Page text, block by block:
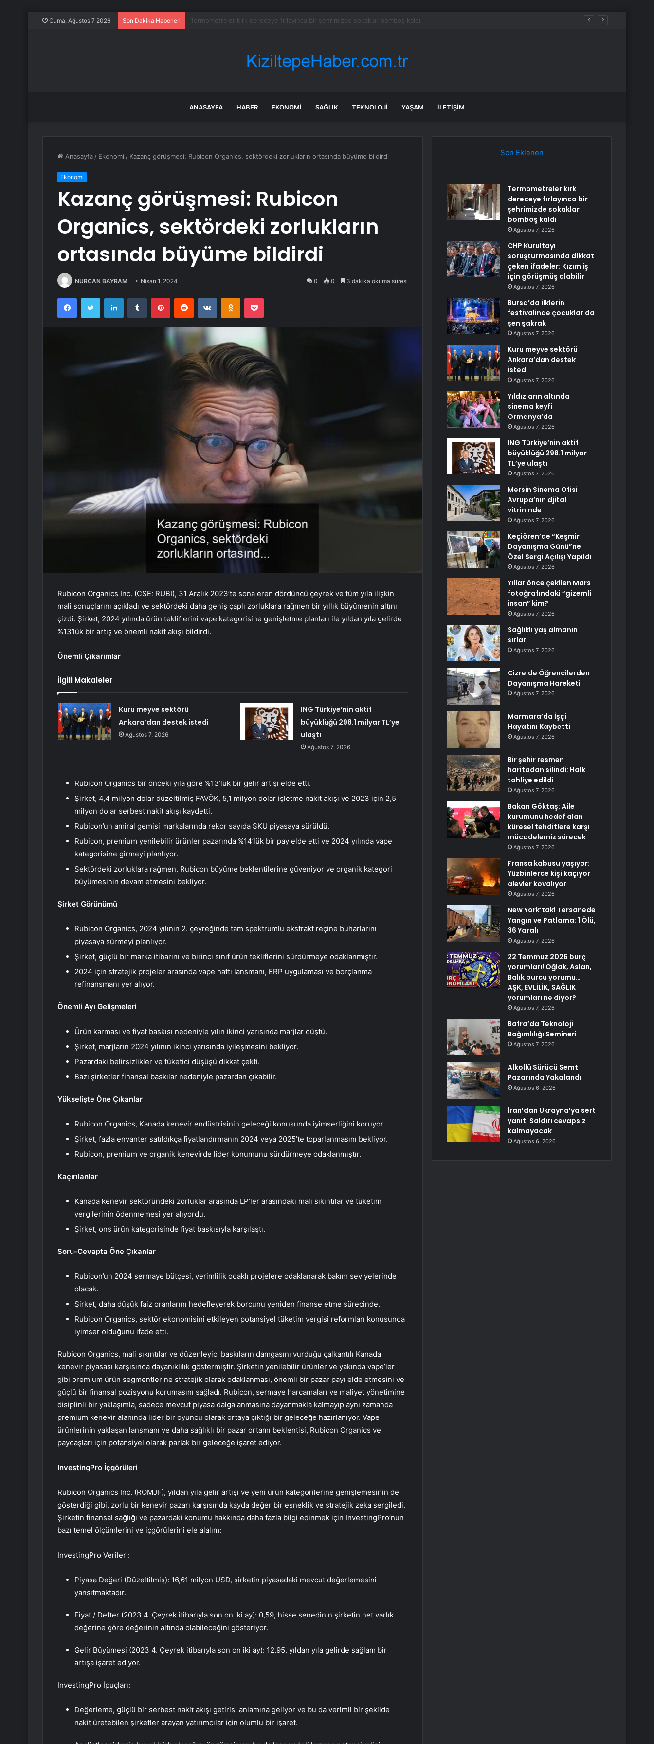
Cuma, Ağustos 7 2026 Son Dakika Haberleri CHP Kurultayı soruşturmasında dikkat çeken ifadeler: Kızım iş için görüşmüş olabilir
ANASAYFA HABER EKONOMI SAĞLIK TEKNOLOJI YAŞAM İLETIŞIM
Anasayfa / Ekonomi / Kazanç görüşmesi: Rubicon Organics, sektördeki zorlukların ortasında büyüme bildirdi
Ekonomi
Kazanç görüşmesi: Rubicon
Organics, sektördeki zorlukların
ortasında büyüme bildirdi
NURCAN BAYRAM Nisan 1, 2024 0 0 3 dakika okuma süresi
FacebookTwitter LinkedInTumblr PinterestReddit VKontakteOdnoklassniki
Pocket
Rubicon Organics Inc. (CSE: RUBI), 31 Aralık 2023’te sona eren dördüncü çeyrek ve tüm yıla ilişkin
mali sonuçlarını açıkladı ve sektördeki daha geniş çaplı zorluklara rağmen bir yıllık büyümenin altını
çizdi. Şirket, 2024 yılında ürün tekliflerini vape kategorisine genişletme planları ile yıldan yıla gelirde
%13’lük bir artış ve önemli nakit akışı bildirdi.
Önemli Çıkarımlar
İlgili Makaleler
Kuru meyve sektörü
Ankara’dan destek istedi
Ağustos 7, 2026
ING Türkiye’nin aktif
büyüklüğü 298.1 milyar TL’ye
ulaştı
Ağustos 7, 2026
Rubicon Organics bir önceki yıla göre %13’lük bir gelir artışı elde etti.
Şirket, 4,4 milyon dolar düzeltilmiş FAVÖK, 5,1 milyon dolar işletme nakit akışı ve 2023 için 2,5
milyon dolar serbest nakit akışı kaydetti.
Rubicon’un amiral gemisi markalarında rekor sayıda SKU piyasaya sürüldü.
Rubicon, premium yenilebilir ürünler pazarında %14’lük bir pay elde etti ve 2024 yılında vape
kategorisine girmeyi planlıyor.
Sektördeki zorluklara rağmen, Rubicon büyüme beklentilerine güveniyor ve organik kategori
büyümesinin devam etmesini bekliyor.
Şirket Görünümü
Rubicon Organics, 2024 yılının 2. çeyreğinde tam spektrumlu ekstrakt reçine buharlarını
piyasaya sürmeyi planlıyor.
Şirket, güçlü bir marka itibarını ve birinci sınıf ürün tekliflerini sürdürmeye odaklanmıştır.
2024 için stratejik projeler arasında vape hattı lansmanı, ERP uygulaması ve borçlanma
refinansmanı yer alıyor.
Önemli Ayı Gelişmeleri
Ürün karması ve fiyat baskısı nedeniyle yılın ikinci yarısında marjlar düştü.
Şirket, marjların 2024 yılının ikinci yarısında iyileşmesini bekliyor.
Pazardaki belirsizlikler ve tüketici düşüşü dikkat çekti.
Bazı şirketler finansal baskılar nedeniyle pazardan çıkabilir.
Yükselişte Öne Çıkanlar
Rubicon Organics, Kanada kenevir endüstrisinin geleceği konusunda iyimserliğini koruyor.
Şirket, fazla envanter satıldıkça fiyatlandırmanın 2024 veya 2025’te toparlanmasını bekliyor.
Rubicon, premium ve organik kenevirde lider konumunu sürdürmeye odaklanmıştır.
Kaçırılanlar
Kanada kenevir sektöründeki zorluklar arasında LP’ler arasındaki mali sıkıntılar ve tüketim
vergilerinin ödenmemesi yer alıyordu.
Şirket, ons ürün kategorisinde fiyat baskısıyla karşılaştı.
Soru-Cevapta Öne Çıkanlar
Rubicon’un 2024 sermaye bütçesi, verimlilik odaklı projelere odaklanarak bakım seviyelerinde
olacak.
Şirket, daha düşük faiz oranlarını hedefleyerek borcunu yeniden finanse etme sürecinde.
Rubicon Organics, sektör ekonomisini etkileyen potansiyel tüketim vergisi reformları konusunda
iyimser olduğunu ifade etti.
Rubicon Organics, mali sıkıntılar ve düzenleyici baskıların damgasını vurduğu çalkantılı Kanada
kenevir piyasası karşısında dayanıklılık göstermiştir. Şirketin yenilebilir ürünler ve yakında vape’ler
gibi premium ürün segmentlerine stratejik olarak odaklanması, önemli bir pazar payı elde etmesini ve
güçlü bir finansal pozisyonu korumasını sağladı. Rubicon, sermaye harcamaları ve maliyet yönetimine
disiplinli bir yaklaşımla, sadece mevcut piyasa dalgalanmasına dayanmakla kalmayıp aynı zamanda
premium kenevir alanında lider bir oyuncu olarak ortaya çıktığı bir geleceğe hazırlanıyor. Vape
ürünlerinin yaklaşan lansmanı ve daha sağlıklı bir pazar ortamı beklentisi, Rubicon Organics ve
paydaşları için potansiyel olarak parlak bir geleceğe işaret ediyor.
InvestingPro İçgörüleri
Rubicon Organics Inc. (ROMJF), yıldan yıla gelir artışı ve yeni ürün kategorilerine genişlemesinin de
gösterdiği gibi, zorlu bir kenevir pazarı karşısında kayda değer bir esneklik ve stratejik zeka sergiledi.
Şirketin finansal sağlığı ve pazardaki konumu hakkında daha fazla bilgi edinmek için InvestingPro’nun
bazı temel ölçümlerini ve içgörülerini ele alalım:
InvestingPro Verileri:
Piyasa Değeri (Düzeltilmiş): 16,61 milyon USD, şirketin piyasadaki mevcut değerlemesini
yansıtmaktadır.
Fiyat / Defter (2023 4. Çeyrek itibarıyla son on iki ay): 0,59, hisse senedinin şirketin net varlık
değerine göre değerinin altında olabileceğini gösteriyor.
Gelir Büyümesi (2023 4. Çeyrek itibarıyla son on iki ay): 12,95, yıldan yıla gelirde sağlam bir
artışa işaret ediyor.
InvestingPro İpuçları:
Değerleme, güçlü bir serbest nakit akışı getirisi anlamına geliyor ve bu da verimli bir şekilde
nakit üretebilen şirketler arayan yatırımcılar için olumlu bir işaret.
Son Eklenen
Termometreler kırk
dereceye fırlayınca bir
şehrimizde sokaklar
bomboş kaldı
Ağustos 7, 2026
CHP Kurultayı
soruşturmasında dikkat
çeken ifadeler: Kızım iş
için görüşmüş olabilir
Ağustos 7, 2026
Bursa’da ilklerin
festivalinde çocuklar da
şen şakrak
Ağustos 7, 2026
Kuru meyve sektörü
Ankara’dan destek
istedi
Ağustos 7, 2026
Yıldızların altında
sinema keyfi
Ormanya’da
Ağustos 7, 2026
ING Türkiye’nin aktif
büyüklüğü 298.1 milyar
TL’ye ulaştı
Ağustos 7, 2026
Mersin Sinema Ofisi
Avrupa’nın djital
vitrininde
Ağustos 7, 2026
Keçiören’de “Keşmir
Dayanışma Günü”ne
Özel Sergi Açılışı Yapıldı
Ağustos 7, 2026
Yıllar önce çekilen Mars
fotoğrafındaki “gizemli
insan” kim?
Ağustos 7, 2026
Sağlıklı yaş almanın
sırları
Ağustos 7, 2026
Cizre’de Öğrencilerden
Dayanışma Hareketi
Ağustos 7, 2026
Marmara’da İşçi
Hayatını Kaybetti
Ağustos 7, 2026
Bir şehir resmen
haritadan silindi: Halk
tahliye edildi
Ağustos 7, 2026
Bakan Göktaş: Aile
kurumunu hedef alan
küresel tehditlere karşı
mücadelemiz sürecek
Ağustos 7, 2026
Fransa kabusu yaşıyor:
Yüzbinlerce kişi kaçıyor
alevler kovalıyor
Ağustos 7, 2026
New York’taki Tersanede
Yangın ve Patlama: 1 Ölü,
36 Yaralı
Ağustos 7, 2026
22 Temmuz 2026 burç
yorumları! Oğlak, Aslan,
Balık burcu yorumu…
AŞK, EVLİLİK, SAĞLIK
yorumları ne diyor?
Ağustos 7, 2026
Bafra’da Teknoloji
Bağımlılığı Semineri
Ağustos 7, 2026
Alkollü Sürücü Semt
Pazarında Yakalandı
Ağustos 6, 2026
İran’dan Ukrayna’ya sert
yanıt: Saldırı cevapsız
kalmayacak
Ağustos 6, 2026